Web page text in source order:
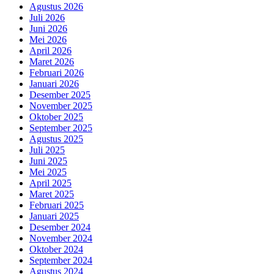
Agustus 2026
Juli 2026
Juni 2026
Mei 2026
April 2026
Maret 2026
Februari 2026
Januari 2026
Desember 2025
November 2025
Oktober 2025
September 2025
Agustus 2025
Juli 2025
Juni 2025
Mei 2025
April 2025
Maret 2025
Februari 2025
Januari 2025
Desember 2024
November 2024
Oktober 2024
September 2024
Agustus 2024